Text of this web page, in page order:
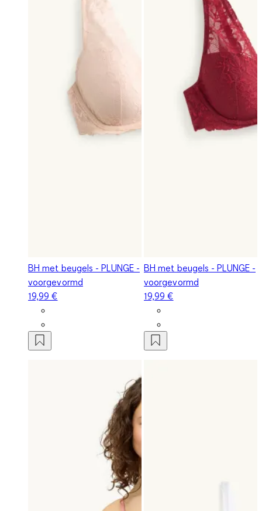
BH met beugels - PLUNGE -
voorgevormd
19,99 €
BH met beugels - PLUNGE -
voorgevormd
19,99 €